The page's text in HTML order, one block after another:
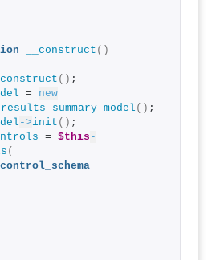
__construct ()
() ;
= new
() ;
->init () ;
= $this -
(